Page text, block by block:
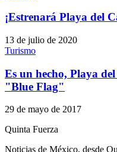
¡Estrenará Playa del
13 de julio de 2020
Turismo
Es un hecho, Playa
"Blue Flag"
29 de mayo de 2017
Quinta Fuerza
Noticias de México, desde